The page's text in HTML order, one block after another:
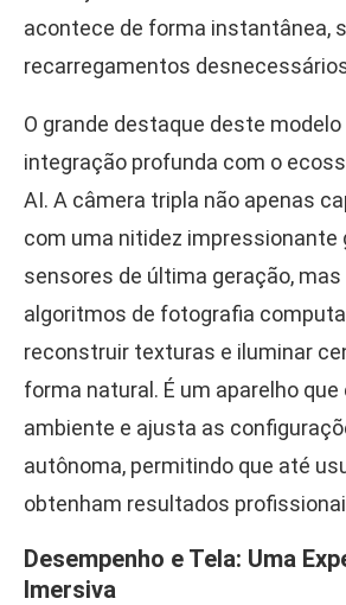
acontece de forma instantânea,
recarregamentos
O grande destaque deste modelo
integração profunda com o
AI. A câmera tripla não apenas
com uma nitidez impressionante
sensores de última geração,
algoritmos de fotografia
reconstruir texturas e iluminar
forma natural. É um aparelho
ambiente e ajusta as
autônoma, permitindo que até
obtenham resultados
Desempenho e Tela: Uma
Imersiva